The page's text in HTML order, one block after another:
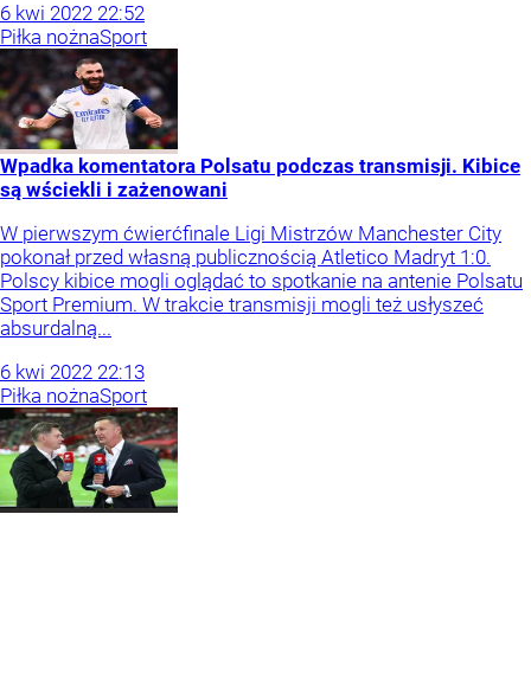
6 kwi 2022 22:52
Piłka nożnaSport
Wpadka komentatora Polsatu podczas transmisji. Kibice
są wściekli i zażenowani
W pierwszym ćwierćfinale Ligi Mistrzów Manchester City
pokonał przed własną publicznością Atletico Madryt 1:0.
Polscy kibice mogli oglądać to spotkanie na antenie Polsatu
Sport Premium. W trakcie transmisji mogli też usłyszeć
absurdalną...
6 kwi 2022 22:13
Piłka nożnaSport